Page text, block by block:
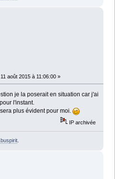
11 août 2015 à 11:06:00 »
je la poserait en situation car j'ai
l'instant.
plus évident pour moi.
IP archivée
.